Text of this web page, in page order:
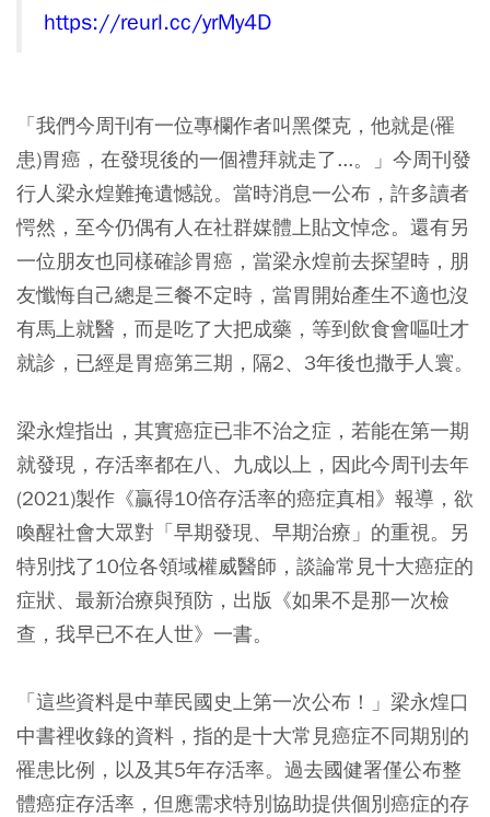
https://reurl.cc/yrMy4D
「我們今周刊有一位專欄作者叫黑傑克，他就是(罹
患)胃癌，在發現後的一個禮拜就走了...。」 今周刊發
行人梁永煌難掩遺憾說。當時消息一公布，許多讀者
愕然，至今仍偶有人在社群媒體上貼文悼念。還有另
一位朋友也同樣確診胃癌，當梁永煌前去探望時，朋
友懺悔自己總是三餐不定時，當胃開始產生不適也沒
有馬上就醫，而是吃了大把成藥，等到飲食會嘔吐才
就診，已經是胃癌第三期，隔2、3年後也撒手人寰。
梁永煌指出，其實癌症已非不治之症， 若能在第一期
就發現，存活率都在八、九成以上 ，因此今周刊去年
(2021)製作《贏得10倍存活率的癌症真相》報導，欲
喚醒社會大眾對「早期發現、早期治療」的重視。另
特別找了10位各領域權威醫師，談論常見十大癌症的
症狀、最新治療與預防，出版《如果不是那一次檢
查，我早已不在人世》一書。
「這些資料是中華民國史上第一次公布！」梁永煌口
中書裡收錄的資料，指的是十大常見癌症不同期別的
罹患比例，以及其5年存活率。過去國健署僅公布整
體癌症存活率，但應需求特別協助提供個別癌症的存